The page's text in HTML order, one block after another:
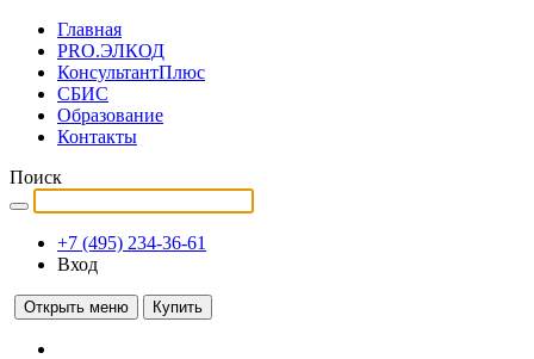
Главная
PRO.ЭЛКОД
КонсультантПлюс
СБИС
Образование
Контакты
Поиск
+7 (495) 234-36-61
Вход
Открыть меню Купить